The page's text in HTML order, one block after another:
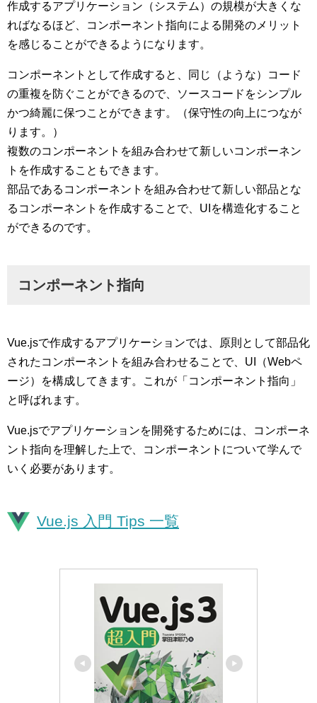
作成するアプリケーション（システム）の規模が大きくな
ればなるほど、コンポーネント指向による開発のメリット
を感じることができるようになります。
コンポーネントとして作成すると、同じ（ような）コード
の重複を防ぐことができるので、ソースコードをシンプル
かつ綺麗に保つことができます。（保守性の向上につなが
ります。）
複数のコンポーネントを組み合わせて新しいコンポーネン
トを作成することもできます。
部品であるコンポーネントを組み合わせて新しい部品とな
るコンポーネントを作成することで、UIを構造化すること
ができるのです。
コンポーネント指向
Vue.jsで作成するアプリケーションでは、原則として部品化
されたコンポーネントを組み合わせることで、UI（Webペ
ージ）を構成してきます。これが「コンポーネント指向」
と呼ばれます。
Vue.jsでアプリケーションを開発するためには、コンポーネ
ント指向を理解した上で、コンポーネントについて学んで
いく必要があります。
Vue.js 入門 Tips 一覧